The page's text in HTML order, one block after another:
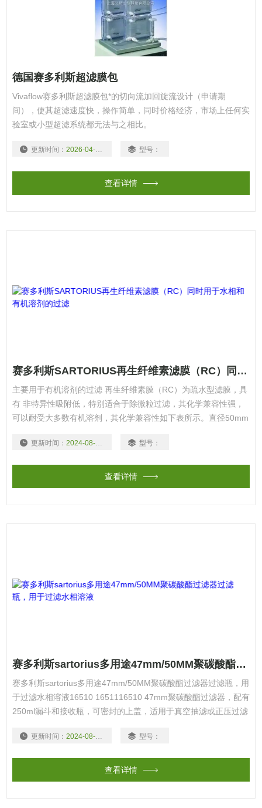
德国赛多利斯超滤膜包
Vivaflow赛多利斯超滤膜包*的切向流加回旋流设计（申请期
间），使其超滤速度快，操作简单，同时价格经济，市场上任何实
验室或小型超滤系统都无法与之相比。
更新时间： 2026-04-10 型号：
查看详情
赛多利斯SARTORIUS再生纤维素滤膜（RC）同时用于水相和有机溶剂的过滤
主要用于有机溶剂的过滤 再生纤维素膜（RC）为疏水型滤膜，具
有 非特异性吸附低，特别适合于除微粒过滤，其化学兼容性强，
可以耐受大多数有机溶剂，其化学兼容性如下表所示。直径50mm
HPLC 流动相的过滤。 产品信息： 醋酸纤维素圆片膜有4种孔
更新时间： 2024-08-18 型号：
查看详情
赛多利斯sartorius多用途47mm/50MM聚碳酸酯过滤器过滤瓶，用于过滤水相溶液
赛多利斯sartorius多用途47mm/50MM聚碳酸酯过滤器过滤瓶，用
于过滤水相溶液16510 1651116510 47mm聚碳酸酯过滤器，配有
250ml漏斗和接收瓶，可密封的上盖，适用于真空抽滤或正压过滤
和密封上盖，无接收瓶，配合抽滤瓶或多联式滤器支架使用
更新时间： 2024-08-18 型号：
查看详情